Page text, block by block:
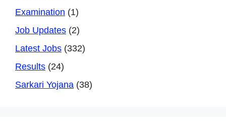
Examination (1)
Job Updates (2)
Latest Jobs (332)
Results (24)
Sarkari Yojana (38)